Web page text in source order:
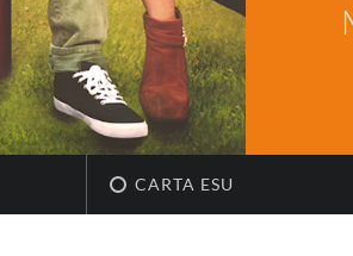
CARTA ESU